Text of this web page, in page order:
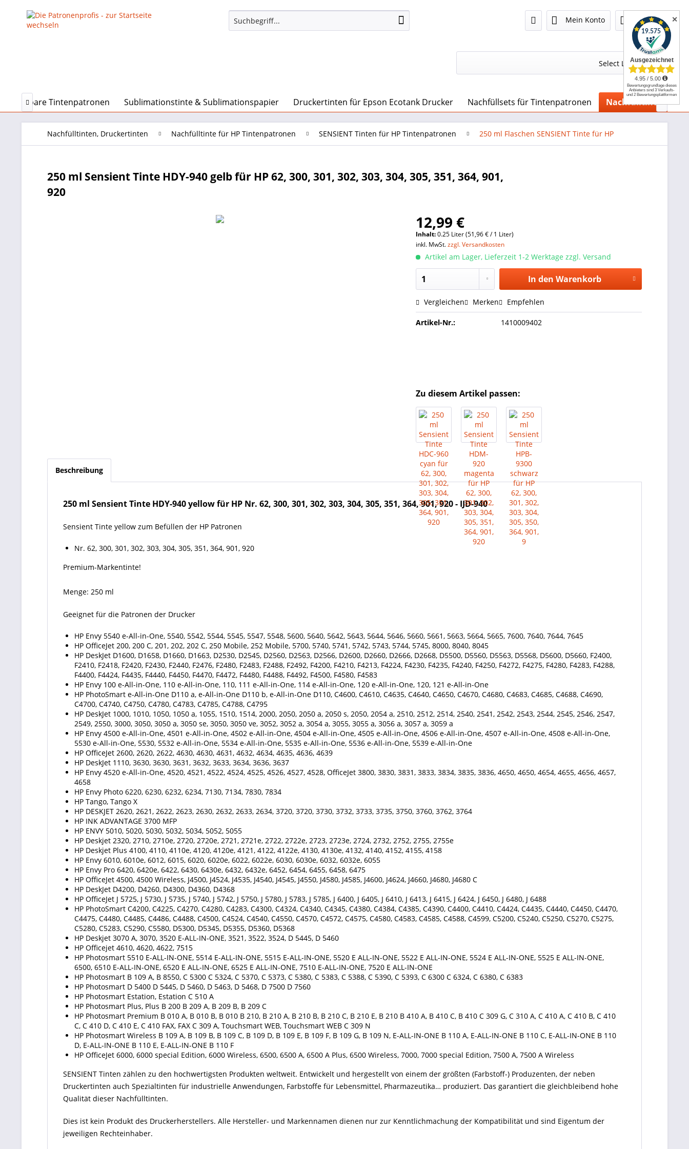
Mein Konto 0,00 €
Select Language▼
Tintenpatronen Sublimationstinte & Sublimationspapier Druckertinten für Epson Ecotank Drucker Nachfüllsets für Tintenpatronen Nachfülltinten,
 
Nachfülltinten, Druckertinten Nachfülltinte für HP Tintenpatronen SENSIENT Tinten für HP Tintenpatronen 250 ml Flaschen SENSIENT Tinte für HP
250 ml Sensient Tinte HDY-940 gelb für HP 62, 300, 301, 302, 303, 304, 305, 351, 364, 901,
920
12,99 €
Inhalt:0.25 Liter (51,96 € / 1 Liter)
inkl. MwSt.zzgl. Versandkosten
Artikel am Lager, Lieferzeit 1-2 Werktage zzgl. Versand
In den Warenkorb
Vergleichen Merken Empfehlen
Artikel-Nr.: 1410009402
Zu diesem Artikel passen:
Beschreibung
250 ml Sensient Tinte HDY-940 yellow für HP Nr. 62, 300, 301, 302, 303, 304, 305, 351, 364, 901, 920 - IJD-940
Sensient Tinte yellow zum Befüllen der HP Patronen
Nr. 62, 300, 301, 302, 303, 304, 305, 351, 364, 901, 920
Premium-Markentinte!
Menge: 250 ml
Geeignet für die Patronen der Drucker
HP Envy 5540 e-All-in-One, 5540, 5542, 5544, 5545, 5547, 5548, 5600, 5640, 5642, 5643, 5644, 5646, 5660, 5661, 5663, 5664, 5665, 7600, 7640, 7644, 7645
HP OfficeJet 200, 200 C, 201, 202, 202 C, 250 Mobile, 252 Mobile, 5700, 5740, 5741, 5742, 5743, 5744, 5745, 8000, 8040, 8045
HP DeskJet D1600, D1658, D1660, D1663, D2530, D2545, D2560, D2563, D2566, D2600, D2660, D2666, D2668, D5500, D5560, D5563, D5568, D5600, D5660, F2400,
F2410, F2418, F2420, F2430, F2440, F2476, F2480, F2483, F2488, F2492, F4200, F4210, F4213, F4224, F4230, F4235, F4240, F4250, F4272, F4275, F4280, F4283, F4288,
F4400, F4424, F4435, F4440, F4450, F4470, F4472, F4480, F4488, F4492, F4500, F4580, F4583
HP Envy 100 e-All-in-One, 110 e-All-in-One, 110, 111 e-All-in-One, 114 e-All-in-One, 120 e-All-in-One, 120, 121 e-All-in-One
HP PhotoSmart e-All-in-One D110 a, e-All-in-One D110 b, e-All-in-One D110, C4600, C4610, C4635, C4640, C4650, C4670, C4680, C4683, C4685, C4688, C4690,
C4700, C4740, C4750, C4780, C4783, C4785, C4788, C4795
HP DeskJet 1000, 1010, 1050, 1050 a, 1055, 1510, 1514, 2000, 2050, 2050 a, 2050 s, 2050, 2054 a, 2510, 2512, 2514, 2540, 2541, 2542, 2543, 2544, 2545, 2546, 2547,
2549, 2550, 3000, 3050, 3050 a, 3050 se, 3050, 3050 ve, 3052, 3052 a, 3054 a, 3055, 3055 a, 3056 a, 3057 a, 3059 a
HP Envy 4500 e-All-in-One, 4501 e-All-in-One, 4502 e-All-in-One, 4504 e-All-in-One, 4505 e-All-in-One, 4506 e-All-in-One, 4507 e-All-in-One, 4508 e-All-in-One,
5530 e-All-in-One, 5530, 5532 e-All-in-One, 5534 e-All-in-One, 5535 e-All-in-One, 5536 e-All-in-One, 5539 e-All-in-One
HP OfficeJet 2600, 2620, 2622, 4630, 4630, 4631, 4632, 4634, 4635, 4636, 4639
HP DeskJet 1110, 3630, 3630, 3631, 3632, 3633, 3634, 3636, 3637
HP Envy 4520 e-All-in-One, 4520, 4521, 4522, 4524, 4525, 4526, 4527, 4528, OfficeJet 3800, 3830, 3831, 3833, 3834, 3835, 3836, 4650, 4650, 4654, 4655, 4656, 4657,
4658
HP Envy Photo 6220, 6230, 6232, 6234, 7130, 7134, 7830, 7834
HP Tango, Tango X
HP DESKJET 2620, 2621, 2622, 2623, 2630, 2632, 2633, 2634, 3720, 3720, 3730, 3732, 3733, 3735, 3750, 3760, 3762, 3764
HP INK ADVANTAGE 3700 MFP
HP ENVY 5010, 5020, 5030, 5032, 5034, 5052, 5055
HP Deskjet 2320, 2710, 2710e, 2720, 2720e, 2721, 2721e, 2722, 2722e, 2723, 2723e, 2724, 2732, 2752, 2755, 2755e
HP Deskjet Plus 4100, 4110, 4110e, 4120, 4120e, 4121, 4122, 4122e, 4130, 4130e, 4132, 4140, 4152, 4155, 4158
HP Envy 6010, 6010e, 6012, 6015, 6020, 6020e, 6022, 6022e, 6030, 6030e, 6032, 6032e, 6055
HP Envy Pro 6420, 6420e, 6422, 6430, 6430e, 6432, 6432e, 6452, 6454, 6455, 6458, 6475
HP OfficeJet 4500, 4500 Wireless, J4500, J4524, J4535, J4540, J4545, J4550, J4580, J4585, J4600, J4624, J4660, J4680, J4680 C
HP DeskJet D4200, D4260, D4300, D4360, D4368
HP OfficeJet J 5725, J 5730, J 5735, J 5740, J 5742, J 5750, J 5780, J 5783, J 5785, J 6400, J 6405, J 6410, J 6413, J 6415, J 6424, J 6450, J 6480, J 6488
HP PhotoSmart C4200, C4225, C4270, C4280, C4283, C4300, C4324, C4340, C4345, C4380, C4384, C4385, C4390, C4400, C4410, C4424, C4435, C4440, C4450, C4470,
C4475, C4480, C4485, C4486, C4488, C4500, C4524, C4540, C4550, C4570, C4572, C4575, C4580, C4583, C4585, C4588, C4599, C5200, C5240, C5250, C5270, C5275,
C5280, C5283, C5290, C5580, D5300, D5345, D5355, D5360, D5368
HP Deskjet 3070 A, 3070, 3520 E-ALL-IN-ONE, 3521, 3522, 3524, D 5445, D 5460
HP Officejet 4610, 4620, 4622, 7515
HP Photosmart 5510 E-ALL-IN-ONE, 5514 E-ALL-IN-ONE, 5515 E-ALL-IN-ONE, 5520 E ALL-IN-ONE, 5522 E ALL-IN-ONE, 5524 E ALL-IN-ONE, 5525 E ALL-IN-ONE,
6500, 6510 E-ALL-IN-ONE, 6520 E ALL-IN-ONE, 6525 E ALL-IN-ONE, 7510 E-ALL-IN-ONE, 7520 E ALL-IN-ONE
HP Photosmart B 109 A, B 8550, C 5300 C 5324, C 5370, C 5373, C 5380, C 5383, C 5388, C 5390, C 5393, C 6300 C 6324, C 6380, C 6383
HP Photosmart D 5400 D 5445, D 5460, D 5463, D 5468, D 7500 D 7560
HP Photosmart Estation, Estation C 510 A
HP Photosmart Plus, Plus B 200 B 209 A, B 209 B, B 209 C
HP Photosmart Premium B 010 A, B 010 B, B 010 B 210, B 210 A, B 210 B, B 210 C, B 210 E, B 210 B 410 A, B 410 C, B 410 C 309 G, C 310 A, C 410 A, C 410 B, C 410
C, C 410 D, C 410 E, C 410 FAX, FAX C 309 A, Touchsmart WEB, Touchsmart WEB C 309 N
HP Photosmart Wireless B 109 A, B 109 B, B 109 C, B 109 D, B 109 E, B 109 F, B 109 G, B 109 N, E-ALL-IN-ONE B 110 A, E-ALL-IN-ONE B 110 C, E-ALL-IN-ONE B 110
D, E-ALL-IN-ONE B 110 E, E-ALL-IN-ONE B 110 F
HP OfficeJet 6000, 6000 special Edition, 6000 Wireless, 6500, 6500 A, 6500 A Plus, 6500 Wireless, 7000, 7000 special Edition, 7500 A, 7500 A Wireless
SENSIENT Tinten zählen zu den hochwertigsten Produkten weltweit. Entwickelt und hergestellt von einem der größten (Farbstoff-) Produzenten, der neben
Druckertinten auch Spezialtinten für industrielle Anwendungen, Farbstoffe für Lebensmittel, Pharmazeutika… produziert. Das garantiert die gleichbleibend hohe
Qualität dieser Nachfülltinten.
Dies ist kein Produkt des Druckerherstellers. Alle Hersteller- und Markennamen dienen nur zur Kenntlichmachung der Kompatibilität und sind Eigentum der
jeweiligen Rechteinhaber.
✕